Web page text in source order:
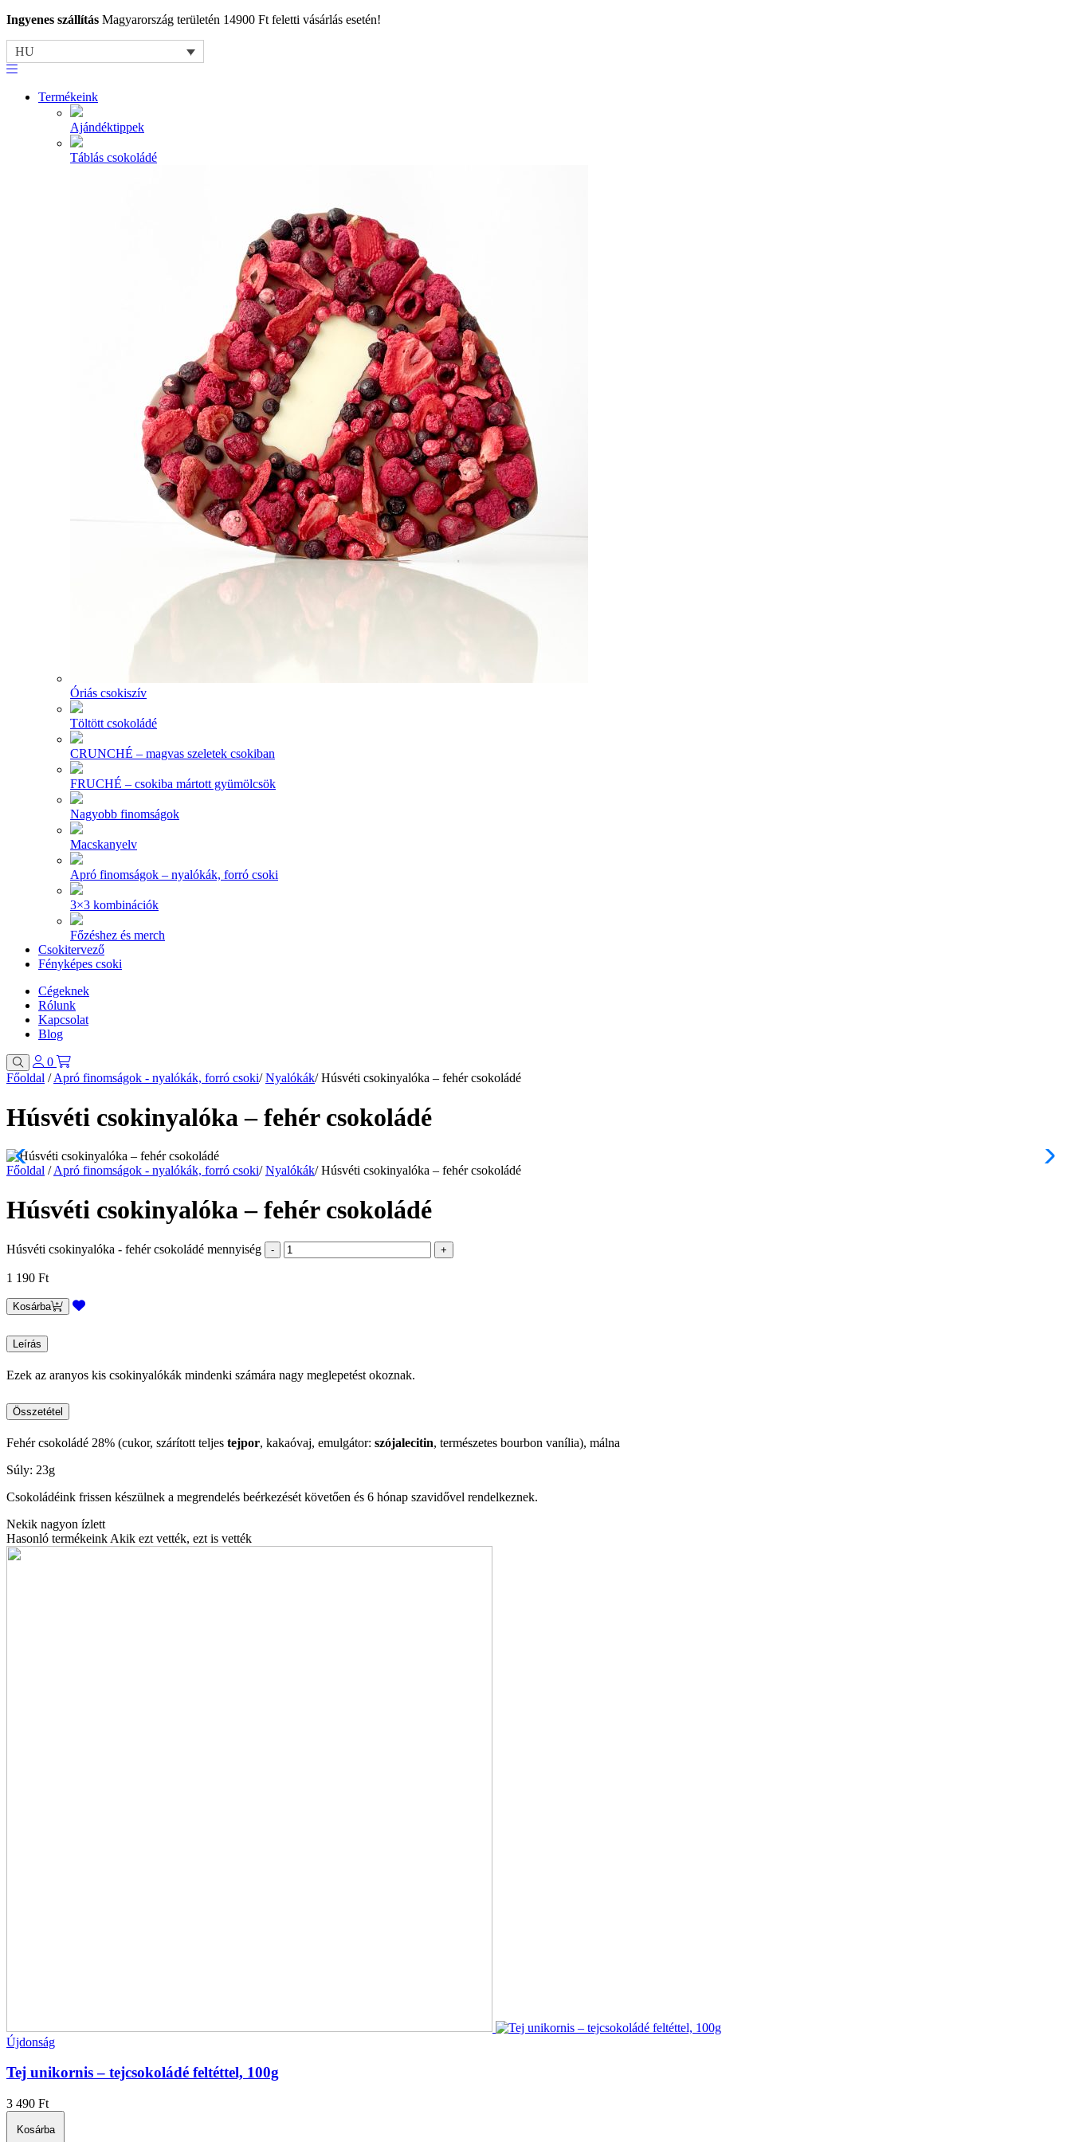
Ingyenes szállítás Magyarország területén 14900 Ft feletti vásárlás esetén!
HU
Termékeink
Ajándéktippek
Táblás csokoládé
Óriás csokiszív
Töltött csokoládé
CRUNCHÉ – magvas szeletek csokiban
FRUCHÉ – csokiba mártott gyümölcsök
Nagyobb finomságok
Macskanyelv
Apró finomságok – nyalókák, forró csoki
3×3 kombinációk
Főzéshez és merch
Csokitervező
Fényképes csoki
Cégeknek
Rólunk
Kapcsolat
Blog
0
Főoldal / Apró finomságok - nyalókák, forró csoki/ Nyalókák/ Húsvéti csokinyalóka – fehér csokoládé
Húsvéti csokinyalóka – fehér csokoládé
Főoldal / Apró finomságok - nyalókák, forró csoki/ Nyalókák/ Húsvéti csokinyalóka – fehér csokoládé
Húsvéti csokinyalóka – fehér csokoládé
Húsvéti csokinyalóka - fehér csokoládé mennyiség
1 190 Ft
Kosárba
Leírás
Ezek az aranyos kis csokinyalókák mindenki számára nagy meglepetést okoznak.
Összetétel
Fehér csokoládé 28% (cukor, szárított teljes tejpor, kakaóvaj, emulgátor: szójalecitin, természetes bourbon vanília), málna
Súly: 23g
Csokoládéink frissen készülnek a megrendelés beérkezését követően és 6 hónap szavidővel rendelkeznek.
Nekik nagyon ízlett
Hasonló termékeink Akik ezt vették, ezt is vették
Újdonság
Tej unikornis – tejcsokoládé feltéttel, 100g
3 490 Ft
Kosárba